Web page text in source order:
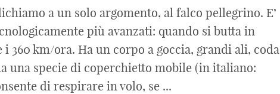
a un solo argomento, al falco pellegrino. E’
più avanzati: quando si butta in
360 km/ora. Ha un corpo a goccia, grandi ali, coda
una specie di coperchietto mobile (in italiano:
di respirare in volo, se ...